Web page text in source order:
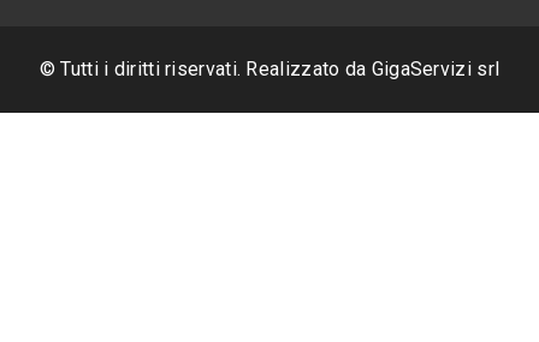
© Tutti i diritti riservati. Realizzato da GigaServizi srl